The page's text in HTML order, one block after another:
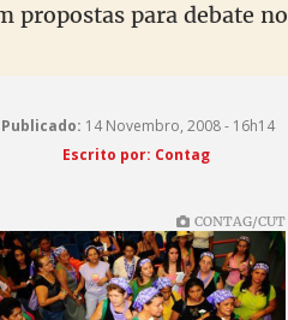
propostas para debate no
Publicado: 14 Novembro, 2008 - 16h14
Escrito por: Contag
CONTAG/CUT